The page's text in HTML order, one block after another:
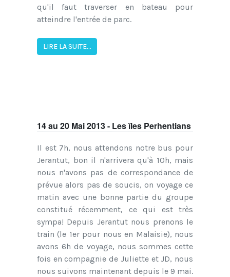
qu'il faut traverser en bateau pour
atteindre l'entrée de parc.
LIRE LA SUITE...
14 au 20 Mai 2013 - Les îles Perhentians
Il est 7h, nous attendons notre bus pour
Jerantut, bon il n'arrivera qu'à 10h, mais
nous n'avons pas de correspondance de
prévue alors pas de soucis, on voyage ce
matin avec une bonne partie du groupe
constitué récemment, ce qui est très
sympa! Depuis Jerantut nous prenons le
train (le 1er pour nous en Malaisie), nous
avons 6h de voyage, nous sommes cette
fois en compagnie de Juliette et JD, nous
nous suivons maintenant depuis le 9 mai.